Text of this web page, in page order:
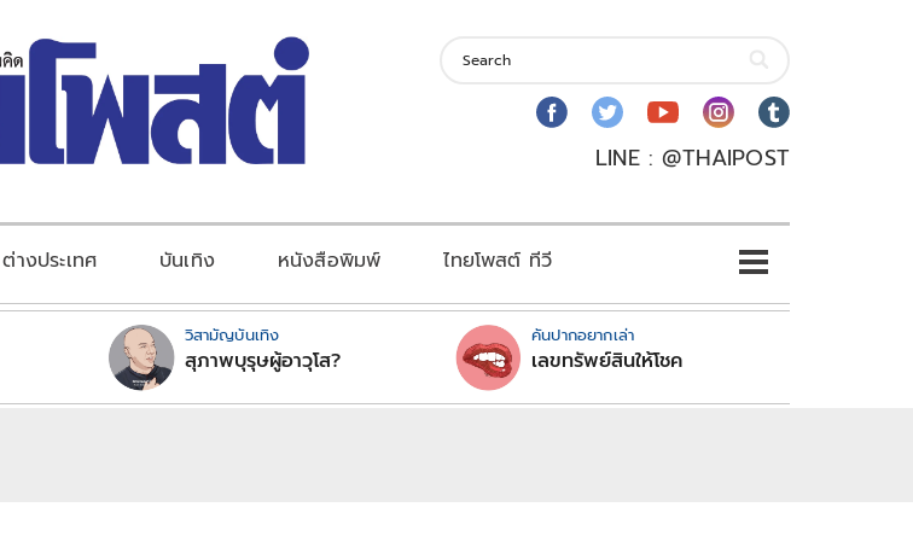
LINE : @THAIPOST
ต่างประเทศ บันเทิง หนังสือพิมพ์ ไทยโพสต์ ทีวี
วิสามัญบันเทิง
สุภาพบุรุษผู้อาวุโส?
คันปากอยากเล่า
เลขทรัพย์สินให้โชค